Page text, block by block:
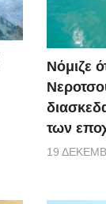
Νόμιζε
των
19